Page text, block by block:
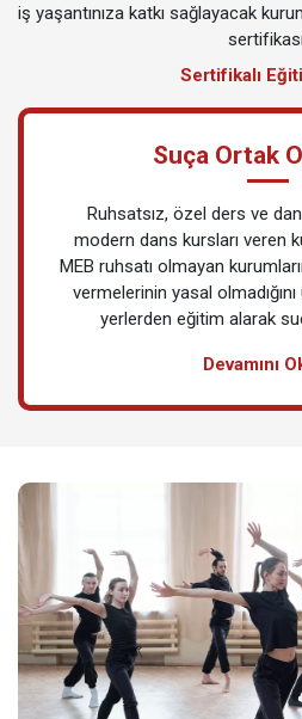
iş yaşantınıza katkı sağlayacak
Sertifikalı
Suça Ortak
Ruhsatsız, özel ders ve
modern dans kursları veren
MEB ruhsatı olmayan
vermelerinin yasal
yerlerden eğitim alarak
Devamını